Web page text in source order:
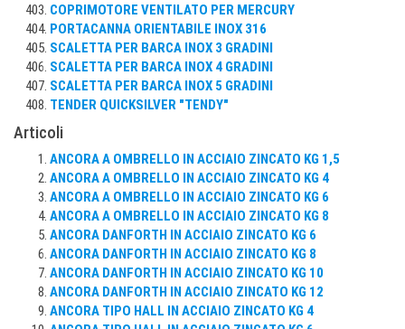
COPRIMOTORE VENTILATO PER MERCURY
PORTACANNA ORIENTABILE INOX 316
SCALETTA PER BARCA INOX 3 GRADINI
SCALETTA PER BARCA INOX 4 GRADINI
SCALETTA PER BARCA INOX 5 GRADINI
TENDER QUICKSILVER "TENDY"
Articoli
ANCORA A OMBRELLO IN ACCIAIO ZINCATO KG 1,5
ANCORA A OMBRELLO IN ACCIAIO ZINCATO KG 4
ANCORA A OMBRELLO IN ACCIAIO ZINCATO KG 6
ANCORA A OMBRELLO IN ACCIAIO ZINCATO KG 8
ANCORA DANFORTH IN ACCIAIO ZINCATO KG 6
ANCORA DANFORTH IN ACCIAIO ZINCATO KG 8
ANCORA DANFORTH IN ACCIAIO ZINCATO KG 10
ANCORA DANFORTH IN ACCIAIO ZINCATO KG 12
ANCORA TIPO HALL IN ACCIAIO ZINCATO KG 4